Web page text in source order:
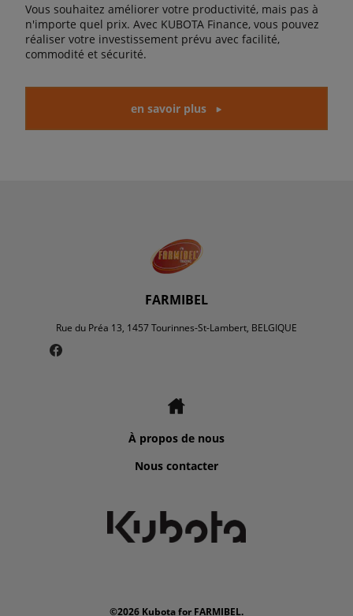
Vous souhaitez améliorer votre productivité, mais pas à
n'importe quel prix. Avec KUBOTA Finance, vous pouvez
réaliser votre investissement prévu avec facilité,
commodité et sécurité.
en savoir plus
FARMIBEL
Rue du Préa 13, 1457 Tourinnes-St-Lambert, BELGIQUE
À propos de nous
Nous contacter
©2026 Kubota for FARMIBEL.